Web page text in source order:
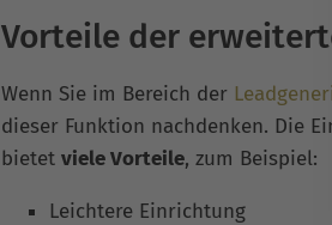
Vorteile der
Wenn Sie im Bereich der
dieser Funktion nachdenken. Die
bietet viele Vorteile, zum Beispiel:
Leichtere Einrichtung